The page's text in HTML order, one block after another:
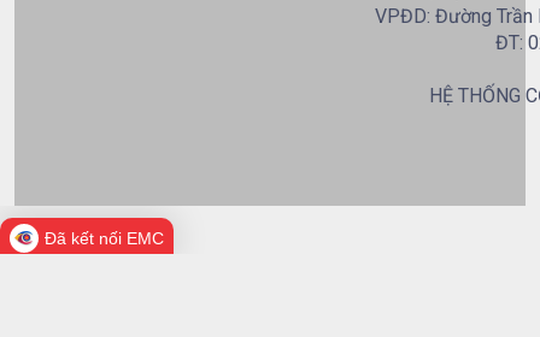
VPĐD: Đường Trần
ĐT:
HỆ THỐNG
Đã kết nối EMC